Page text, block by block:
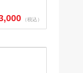
（税込）